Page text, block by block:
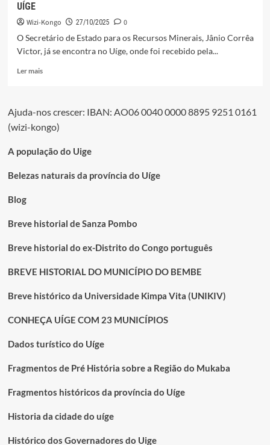
UÍGE
Wizi-Kongo 27/10/2025
0
O Secretário de Estado para os Recursos Minerais, Jânio Corrêa
Victor, já se encontra no Uíge, onde foi recebido pela...
Ler maisLeia
DE
ESTADO
PREPARATIVOS
UÍGE
Ajuda-nos crescer: IBAN: AO06 0040 0000 8895 9251 0161
(wizi-kongo)
A população do Uige
Belezas naturais da província do Uíge
Blog
Breve historial de Sanza Pombo
Breve historial do ex-Distrito do Congo português
BREVE HISTORIAL DO MUNICÍPIO DO BEMBE
Breve histórico da Universidade Kimpa Vita (UNIKIV)
CONHEÇA UÍGE COM 23 MUNICÍPIOS
Dados turístico do Uíge
Fragmentos de Pré História sobre a Região do Mukaba
Fragmentos históricos da província do Uíge
Historia da cidade do uíge
Histórico dos Governadores do Uige